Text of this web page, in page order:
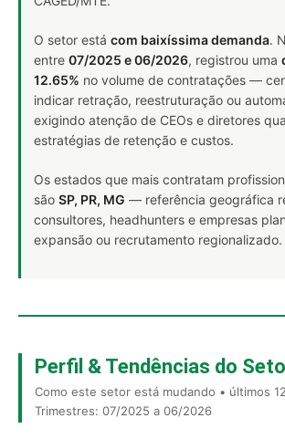
O setor está com baixíssima demanda.
entre 07/2025 e 06/2026, registrou uma
12.65% no volume de contratações —
indicar retração, reestruturação ou
exigindo atenção de CEOs e diretores
estratégias de retenção e custos.
Os estados que mais contratam
são SP, PR, MG — referência geográfica
consultores, headhunters e empresas
expansão ou recrutamento regionalizado.
Perfil & Tendências do
Como este setor está mudando • últimos
Trimestres: 07/2025 a 06/2026